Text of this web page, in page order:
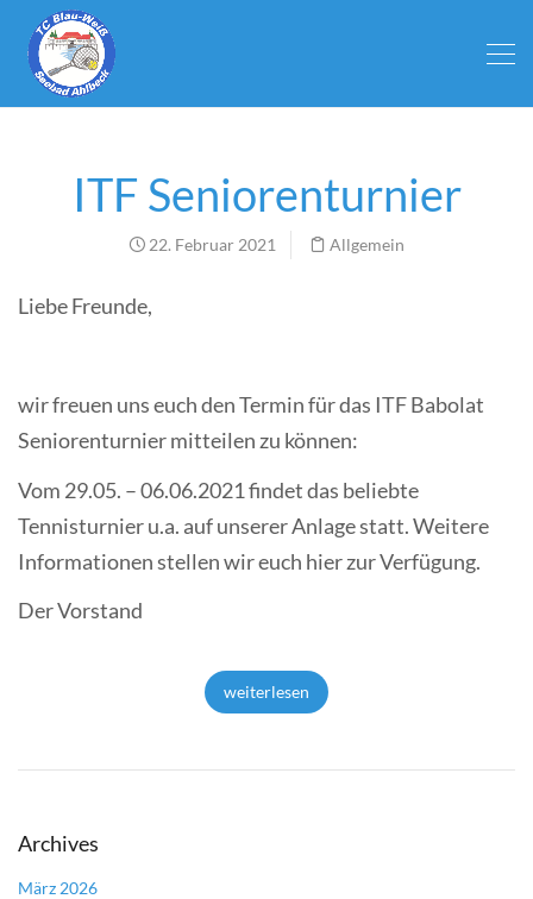
ITF Seniorenturnier
22. Februar 2021 Allgemein
Liebe Freunde,
wir freuen uns euch den Termin für das ITF Babolat
Seniorenturnier mitteilen zu können:
Vom 29.05. – 06.06.2021 findet das beliebte
Tennisturnier u.a. auf unserer Anlage statt. Weitere
Informationen stellen wir euch hier zur Verfügung.
Der Vorstand
weiterlesen
Archives
März 2026